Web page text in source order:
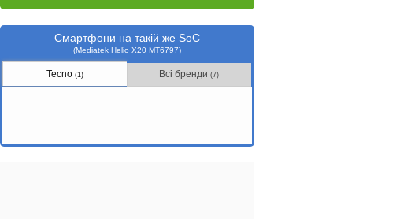
Смартфони на такій же SoC
(Mediatek Helio X20 MT6797)
Tecno (1) Всі бренди(7)